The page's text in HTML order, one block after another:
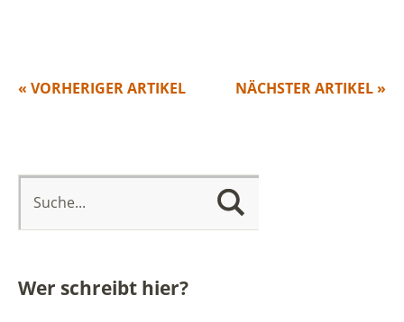
NÄCHSTER ARTIKEL »
« VORHERIGER ARTIKEL
Wer schreibt hier?